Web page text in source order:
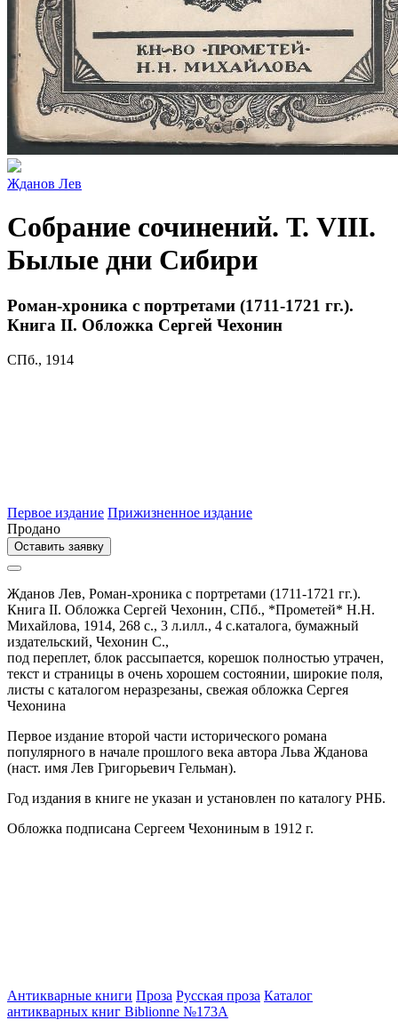
Жданов Лев
Собрание сочинений. Т. VIII.
Былые дни Сибири
Роман-хроника с портретами (1711-1721 гг.).
Книга II. Обложка Сергей Чехонин
СПб., 1914
Первое издание Прижизненное издание
Продано
Оставить заявку
Жданов Лев, Роман-хроника с портретами (1711-1721 гг.).
Книга II. Обложка Сергей Чехонин, СПб., *Прометей* Н.Н.
Михайлова, 1914, 268 с., 3 л.илл., 4 с.каталога, бумажный
издательский, Чехонин С.,
под переплет, блок рассыпается, корешок полностью утрачен,
текст и страницы в очень хорошем состоянии, широкие поля,
листы с каталогом неразрезаны, свежая обложка Сергея
Чехонина
Первое издание второй части исторического романа
популярного в начале прошлого века автора Льва Жданова
(наст. имя Лев Григорьевич Гельман).
Год издания в книге не указан и установлен по каталогу РНБ.
Обложка подписана Сергеем Чехониным в 1912 г.
Антикварные книги Проза Русская проза Каталог
антикварных книг Biblionne №173A